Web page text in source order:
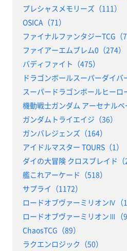
プレシャスメモリーズ（111）
OSICA（71）
ファイナルファンタジーTCG（
ファイアーエムブレム0（274）
バディファイト（475）
ドラゴンボールスーパーダイバ
スーパードラゴンボールヒーロ
機動戦士ガンダム アーセナルベ
ガンダムトライエイジ（36）
ガンバレジェンズ（164）
アイドルマスター TOURS（1）
ダイの大冒険 クロスブレイド（
艦これアーケード（518）
サプライ（1172）
ロードオブヴァーミリオンⅣ（
ロードオブヴァーミリオンⅢ（9
ChaosTCG（89）
ラクエンロジック（50）